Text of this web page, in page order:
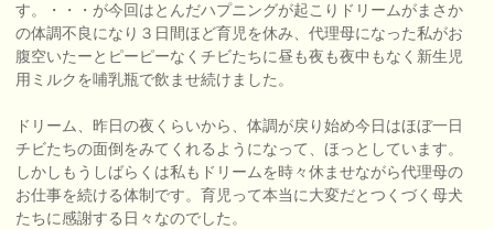
す。・・・が今回はとんだハプニングが起こりドリームがまさか
の体調不良になり３日間ほど育児を休み、代理母になった私がお
腹空いたーとピーピーなくチビたちに昼も夜も夜中もなく新生児
用ミルクを哺乳瓶で飲ませ続けました。
ドリーム、昨日の夜くらいから、体調が戻り始め今日はほぼ一日
チビたちの面倒をみてくれるようになって、ほっとしています。
しかしもうしばらくは私もドリームを時々休ませながら代理母の
お仕事を続ける体制です。育児って本当に大変だとつくづく母犬
たちに感謝する日々なのでした。